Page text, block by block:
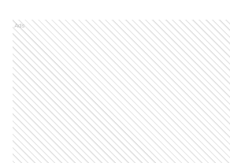
Ads